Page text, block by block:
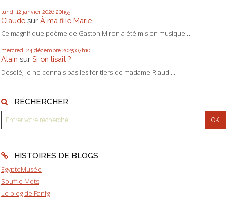
lundi 12 janvier 2026 20h55
Claude sur À ma fille Marie
Ce magnifique poème de Gaston Miron a été mis en musique...
mercredi 24 décembre 2025 07h10
Alain sur Si on lisait ?
Désolé, je ne connais pas les féritiers de madame Riaud....
RECHERCHER
HISTOIRES DE BLOGS
EgyptoMusée
Souffle Mots
Le blog de Fanfg